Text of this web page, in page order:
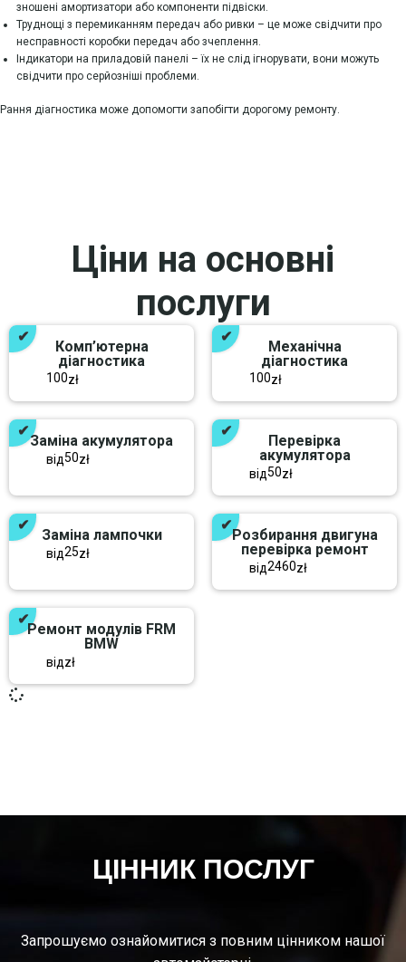
зношені амортизатори або компоненти підвіски.
Труднощі з перемиканням передач або ривки – це може свідчити про
несправності коробки передач або зчеплення.
Індикатори на приладовій панелі – їх не слід ігнорувати, вони можуть
свідчити про серйозніші проблеми.
Рання діагностика може допомогти запобігти дорогому ремонту.
Ціни на основні
послуги
Комп’ютерна
діагностика
100zł
Механічна
діагностика
100zł
Заміна акумулятора
від50zł
Перевірка
акумулятора
від50zł
Заміна лампочки
від25zł
Розбирання двигуна
перевірка ремонт
від2460zł
Ремонт модулів FRM
BMW
відzł
ЦІННИК ПОСЛУГ
Запрошуємо ознайомитися з повним цінником нашої